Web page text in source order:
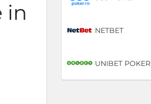
in
NETBET
UNIBET POKER